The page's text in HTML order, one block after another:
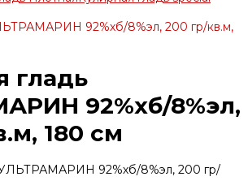
92%хб/8%эл, 200 гр/кв.м,
гладь
92%хб/8%эл,
180 см